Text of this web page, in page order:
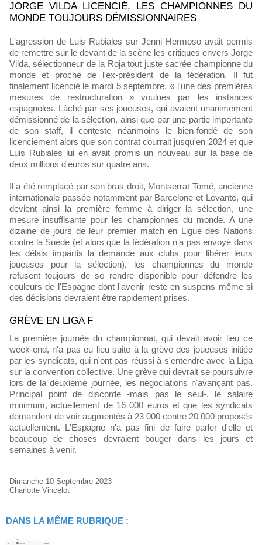
JORGE VILDA LICENCIÉ, LES CHAMPIONNES DU
MONDE TOUJOURS DÉMISSIONNAIRES
L'agression de Luis Rubiales sur Jenni Hermoso avait permis
de remettre sur le devant de la scène les critiques envers Jorge
Vilda, sélectionneur de la Roja tout juste sacrée championne du
monde et proche de l'ex-président de la fédération. Il fut
finalement licencié le mardi 5 septembre, « l'une des premières
mesures de restructuration » voulues par les instances
espagnoles. Lâché par ses joueuses, qui avaient unanimement
démissionné de la sélection, ainsi que par une partie importante
de son staff, il conteste néanmoins le bien-fondé de son
licenciement alors que son contrat courrait jusqu'en 2024 et que
Luis Rubiales lui en avait promis un nouveau sur la base de
deux millions d'euros sur quatre ans.
Il a été remplacé par son bras droit, Montserrat Tomé, ancienne
internationale passée notamment par Barcelone et Levante, qui
devient ainsi la première femme à diriger la sélection, une
mesure insuffisante pour les championnes du monde. A une
dizaine de jours de leur premier match en Ligue des Nations
contre la Suède (et alors que la fédération n'a pas envoyé dans
les délais impartis la demande aux clubs pour libérer leurs
joueuses pour la sélection), les championnes du monde
refusent toujours de se rendre disponible pour défendre les
couleurs de l'Espagne dont l'avenir reste en suspens même si
des décisions devraient être rapidement prises.
GRÈVE EN LIGA F
La première journée du championnat, qui devait avoir lieu ce
week-end, n'a pas eu lieu suite à la grève des joueuses initiée
par les syndicats, qui n'ont pas réussi à s'entendre avec la Liga
sur la convention collective. Une grève qui devrait se poursuivre
lors de la deuxième journée, les négociations n'avançant pas.
Principal point de discorde -mais pas le seul-, le salaire
minimum, actuellement de 16 000 euros et que les syndicats
demandent de voir augmentés à 23 000 contre 20 000 proposés
actuellement. L'Espagne n'a pas fini de faire parler d'elle et
beaucoup de choses devraient bouger dans les jours et
semaines à venir.
Dimanche 10 Septembre 2023
Charlotte Vincelot
DANS LA MÊME RUBRIQUE :